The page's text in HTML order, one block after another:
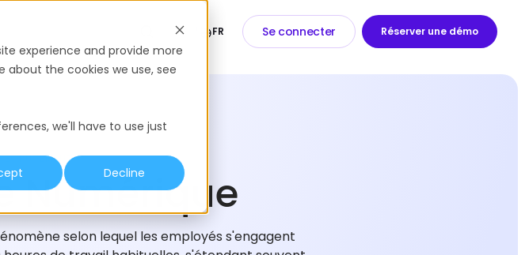
experience and provide more
the cookies we use, see
we'll have to use just
Decline
FR Se connecter Réserver une démo
Numérique
selon lequel les employés s'engagent